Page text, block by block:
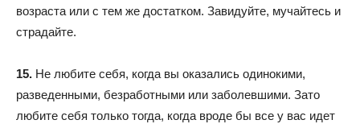
возраста или с тем же достатком. Завидуйте, мучайтесь и
страдайте.
15. Не любите себя, когда вы оказались одинокими,
разведенными, безработными или заболевшими. Зато
любите себя только тогда, когда вроде бы все у вас идет